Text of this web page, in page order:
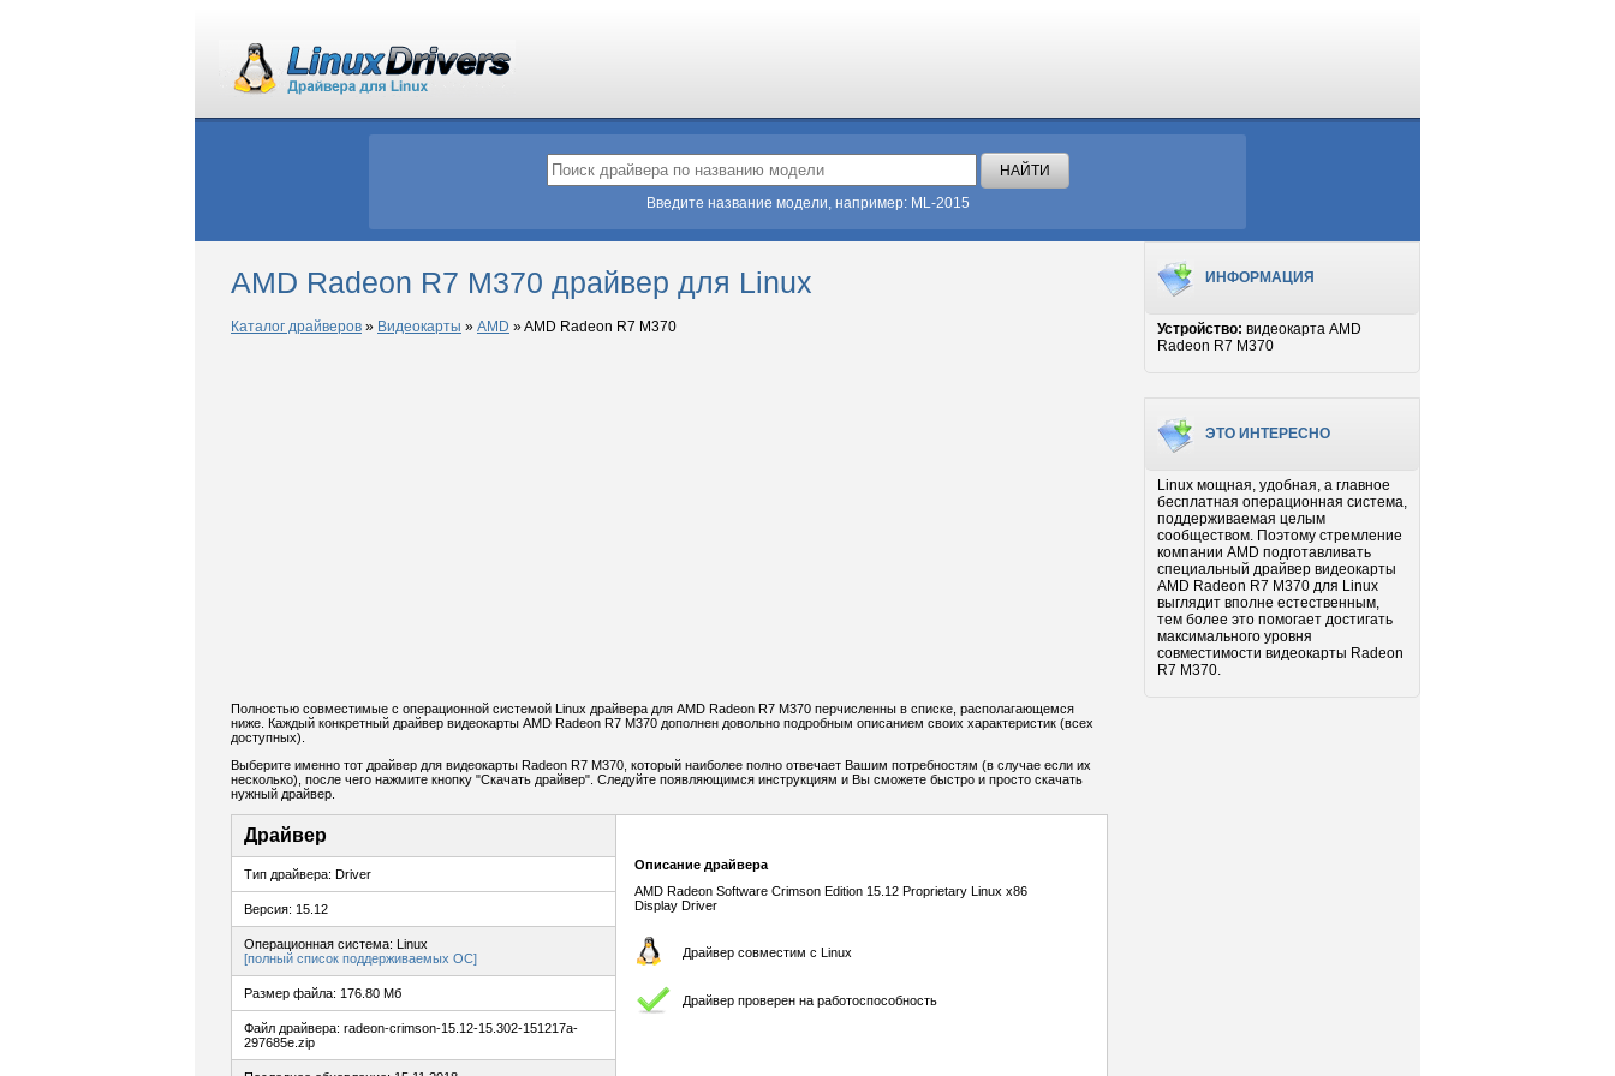
Введите название модели, например: ML-2015
AMD Radeon R7 M370 драйвер для Linux
Каталог драйверов » Видеокарты » AMD »AMD Radeon R7 M370
Полностью совместимые с операционной системой Linux драйвера для AMD Radeon R7 M370 перчисленны в списке, располагающемся
ниже. Каждый конкретный драйвер видеокарты AMD Radeon R7 M370 дополнен довольно подробным описанием своих характеристик (всех
доступных).
Выберите именно тот драйвер для видеокарты Radeon R7 M370, который наиболее полно отвечает Вашим потребностям (в случае если их
несколько), после чего нажмите кнопку "Скачать драйвер". Следуйте появляющимся инструкциям и Вы сможете быстро и просто скачать
нужный драйвер.
Драйвер
Тип драйвера: Driver
Версия: 15.12
Операционная система: Linux
[полный список поддерживаемых ОС]
Размер файла: 176.80 Мб
Файл драйвера: radeon-crimson-15.12-15.302-151217a-
297685e.zip
Описание драйвера
AMD Radeon Software Crimson Edition 15.12 Proprietary Linux x86
Display Driver
Драйвер совместим с Linux
Драйвер проверен на работоспособность
ИНФОРМАЦИЯ
Устройство: видеокарта AMD
Radeon R7 M370
ЭТО ИНТЕРЕСНО
Linux мощная, удобная, а главное
бесплатная операционная система,
поддерживаемая целым
сообществом. Поэтому стремление
компании AMD подготавливать
специальный драйвер видеокарты
AMD Radeon R7 M370 для Linux
выглядит вполне естественным,
тем более это помогает достигать
максимального уровня
совместимости видеокарты Radeon
R7 M370.